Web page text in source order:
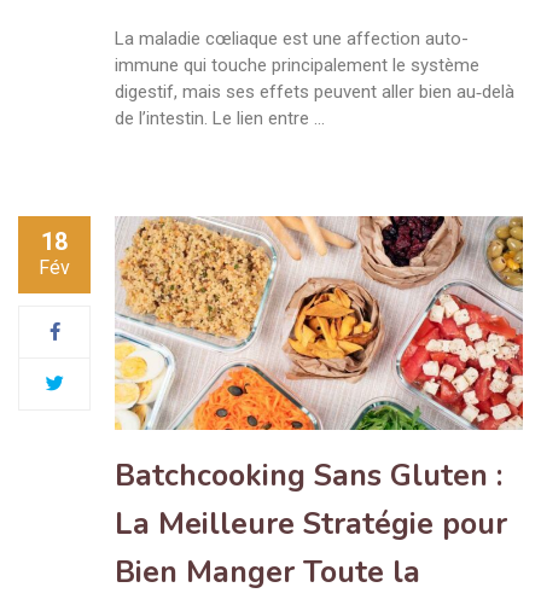
La maladie cœliaque est une affection auto-
immune qui touche principalement le système
digestif, mais ses effets peuvent aller bien au‑delà
de l’intestin. Le lien entre …
18
Fév
Batchcooking Sans Gluten :
La Meilleure Stratégie pour
Bien Manger Toute la